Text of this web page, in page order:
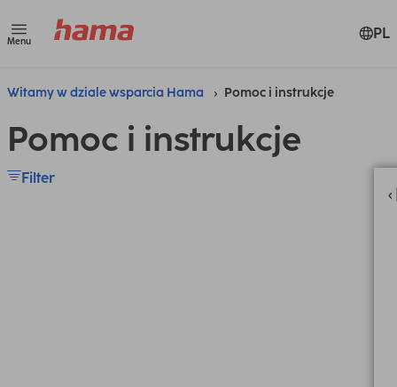
Menu PL
Witamy w dziale wsparcia Hama Pomoc i instrukcje
Pomoc i instrukcje
Filter